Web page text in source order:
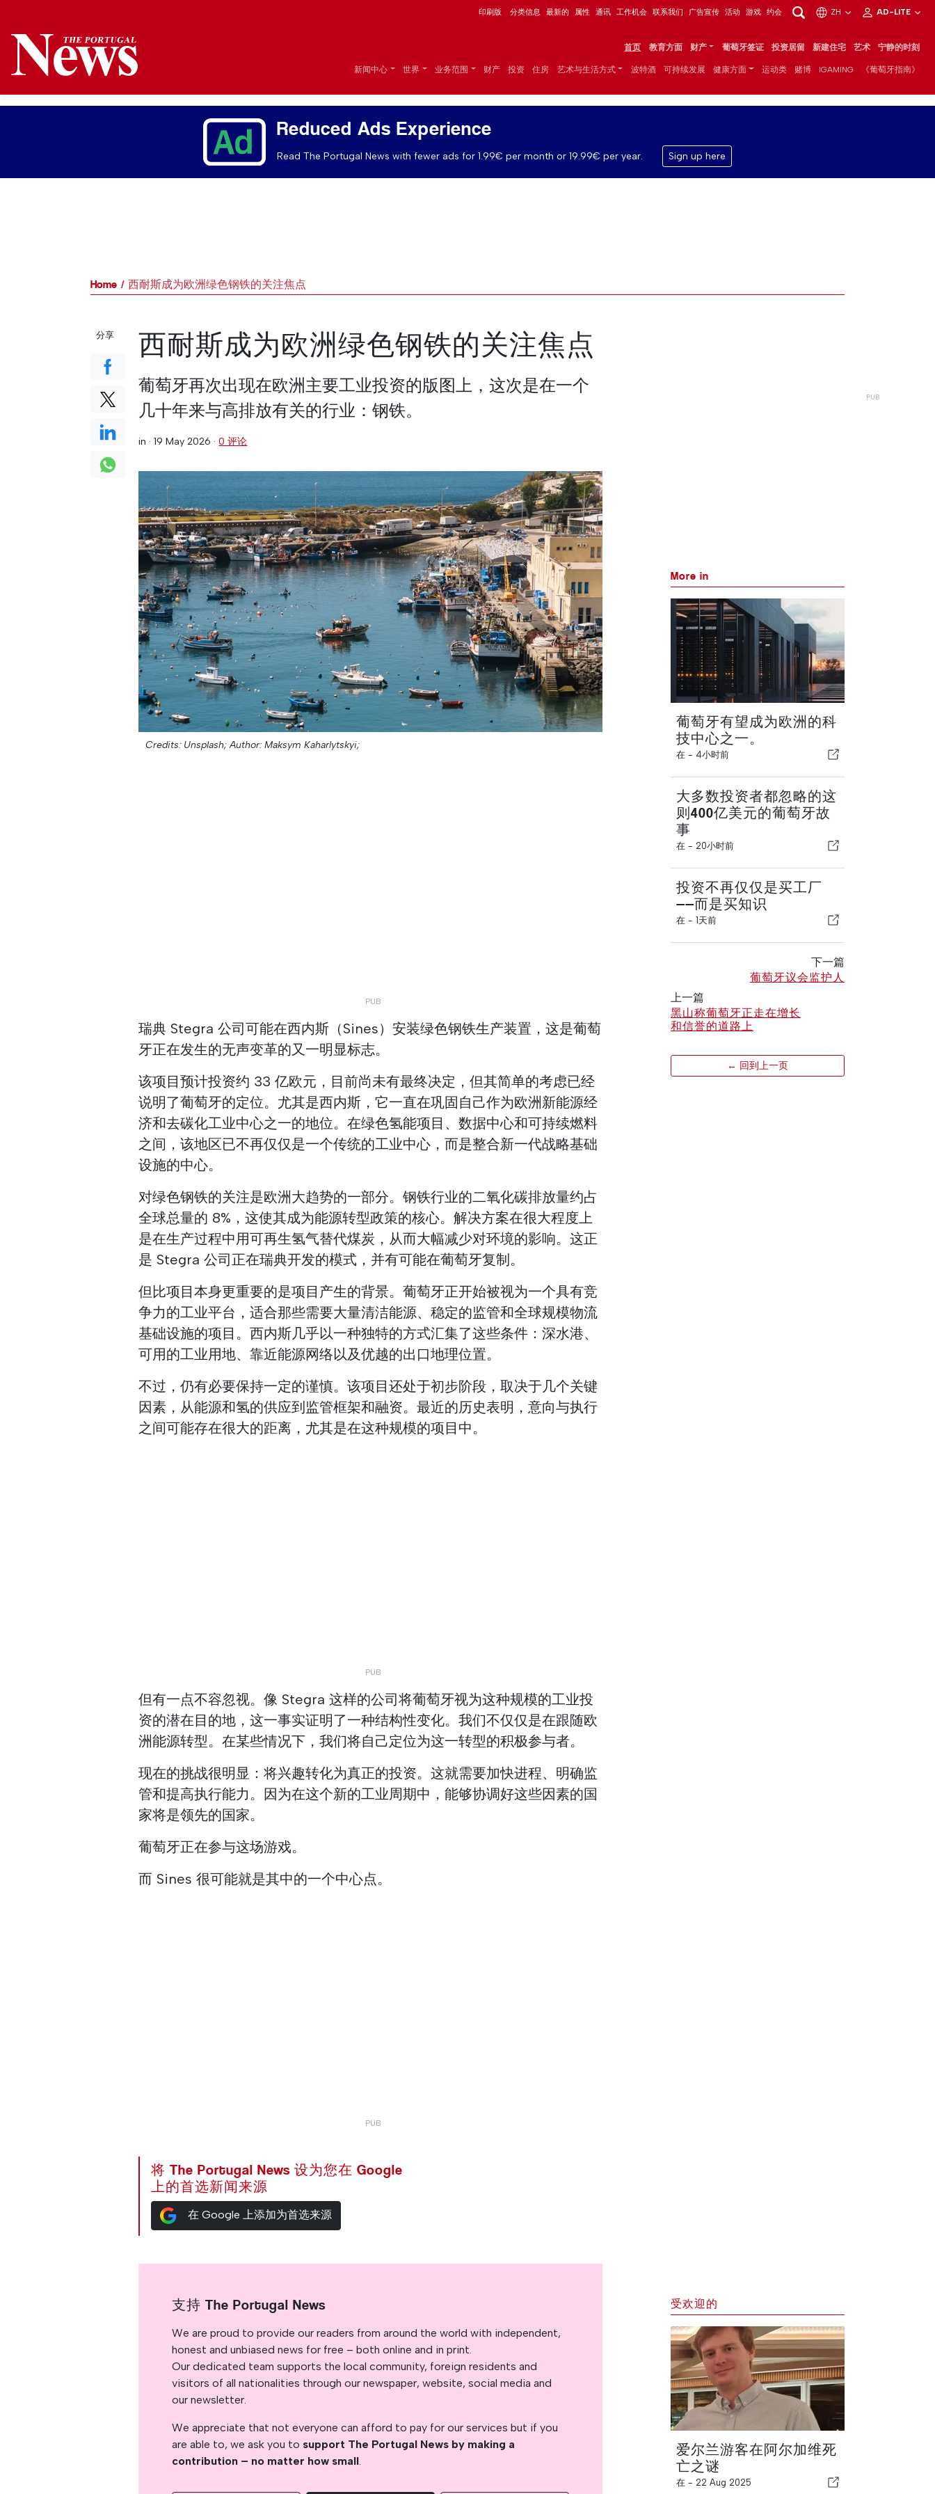
印刷版 分类信息 最新的 属性 通讯 工作机会 联系我们 广告宣传 活动 游戏 约会 ZH AD-LITE
首页 教育方面 财产 葡萄牙签证 投资居留 新建住宅 艺术 宁静的时刻
新闻中心 世界 业务范围 财产 投资 住房 艺术与生活方式 波特酒 可持续发展 健康方面 运动类 赌博 IGAMING 《葡萄牙指南》
Reduced Ads Experience
Read The Portugal News with fewer ads for 1.99€ per month or 19.99€ per year. Sign up here
Home 西耐斯成为欧洲绿色钢铁的关注焦点
西耐斯成为欧洲绿色钢铁的关注焦点
葡萄牙再次出现在欧洲主要工业投资的版图上，这次是在一个
几十年来与高排放有关的行业：钢铁。
in ·19 May 2026 ·0 评论
Credits: Unsplash; Author: Maksym Kaharlytskyi;
瑞典 Stegra 公司可能在西内斯（Sines）安装绿色钢铁生产装置，这是葡萄
牙正在发生的无声变革的又一明显标志。
该项目预计投资约 33 亿欧元，目前尚未有最终决定，但其简单的考虑已经
说明了葡萄牙的定位。尤其是西内斯，它一直在巩固自己作为欧洲新能源经
济和去碳化工业中心之一的地位。在绿色氢能项目、数据中心和可持续燃料
之间，该地区已不再仅仅是一个传统的工业中心，而是整合新一代战略基础
设施的中心。
对绿色钢铁的关注是欧洲大趋势的一部分。钢铁行业的二氧化碳排放量约占
全球总量的 8%，这使其成为能源转型政策的核心。解决方案在很大程度上
是在生产过程中用可再生氢气替代煤炭，从而大幅减少对环境的影响。这正
是 Stegra 公司正在瑞典开发的模式，并有可能在葡萄牙复制。
但比项目本身更重要的是项目产生的背景。葡萄牙正开始被视为一个具有竞
争力的工业平台，适合那些需要大量清洁能源、稳定的监管和全球规模物流
基础设施的项目。西内斯几乎以一种独特的方式汇集了这些条件：深水港、
可用的工业用地、靠近能源网络以及优越的出口地理位置。
不过，仍有必要保持一定的谨慎。该项目还处于初步阶段，取决于几个关键
因素，从能源和氢的供应到监管框架和融资。最近的历史表明，意向与执行
之间可能存在很大的距离，尤其是在这种规模的项目中。
但有一点不容忽视。像 Stegra 这样的公司将葡萄牙视为这种规模的工业投
资的潜在目的地，这一事实证明了一种结构性变化。我们不仅仅是在跟随欧
洲能源转型。在某些情况下，我们将自己定位为这一转型的积极参与者。
现在的挑战很明显：将兴趣转化为真正的投资。这就需要加快进程、明确监
管和提高执行能力。因为在这个新的工业周期中，能够协调好这些因素的国
家将是领先的国家。
葡萄牙正在参与这场游戏。
而 Sines 很可能就是其中的一个中心点。
将 The Portugal News 设为您在 Google
上的首选新闻来源
在 Google 上添加为首选来源
分享
More in
葡萄牙有望成为欧洲的科
技中心之一。
在 - 4小时前
大多数投资者都忽略的这
则400亿美元的葡萄牙故
事
在 - 20小时前
投资不再仅仅是买工厂
——而是买知识
在 - 1天前
下一篇
葡萄牙议会监护人
上一篇
黑山称葡萄牙正走在增长
和信誉的道路上
← 回到上一页
支持 The Portugal News
We are proud to provide our readers from around the world with independent,
honest and unbiased news for free – both online and in print.
Our dedicated team supports the local community, foreign residents and
visitors of all nationalities through our newspaper, website, social media and
our newsletter.
We appreciate that not everyone can afford to pay for our services but if you
are able to, we ask you to support The Portugal News by making a
contribution – no matter how small.
受欢迎的
爱尔兰游客在阿尔加维死
亡之谜
在 - 22 Aug 2025